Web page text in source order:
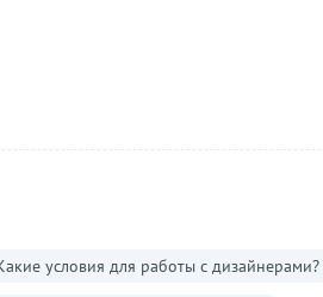
условия для работы с дизайнерами?